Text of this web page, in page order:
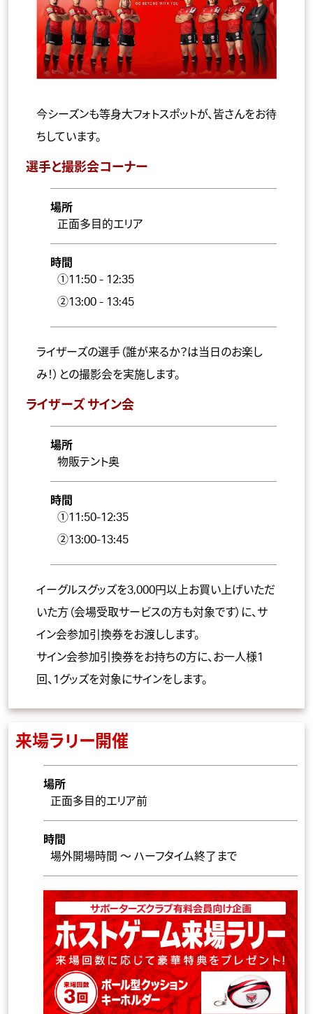
今シーズンも等身大フォトスポットが、皆さんをお待
ちしています。
選手と撮影会コーナー
場所
正面多目的エリア
時間
①11:50 - 12:35
②13:00 - 13:45
ライザーズの選手（誰が来るか？は当日のお楽し
み！）との撮影会を実施します。
ライザーズ サイン会
場所
物販テント奥
時間
①11:50-12:35
②13:00-13:45
イーグルスグッズを3,000円以上お買い上げいただ
いた方（会場受取サービスの方も対象です）に、サ
イン会参加引換券をお渡しします。
サイン会参加引換券をお持ちの方に、お一人様1
回、1グッズを対象にサインをします。
来場ラリー開催
場所
正面多目的エリア前
時間
場外開場時間 ～ ハーフタイム終了まで